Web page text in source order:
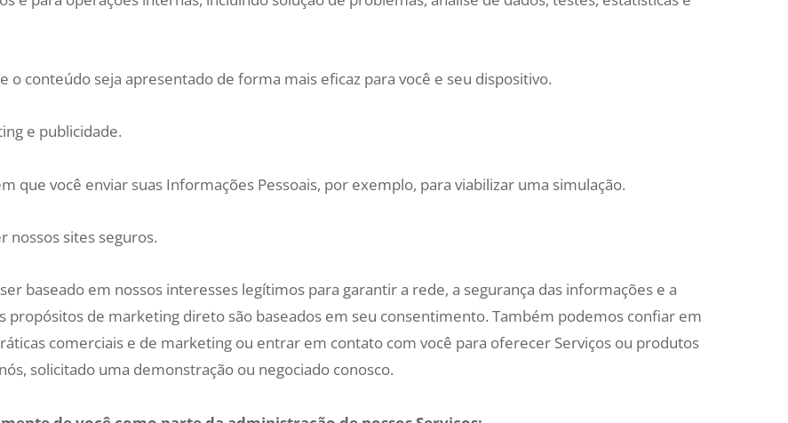
o conteúdo seja apresentado de forma mais eficaz para você e seu dispositivo.
e publicidade.
que você enviar suas Informações Pessoais, por exemplo, para viabilizar uma simulação.
nossos sites seguros.
baseado em nossos interesses legítimos para garantir a rede, a segurança das informações e a
propósitos de marketing direto são baseados em seu consentimento. Também podemos confiar em
comerciais e de marketing ou entrar em contato com você para oferecer Serviços ou produtos
solicitado uma demonstração ou negociado conosco.